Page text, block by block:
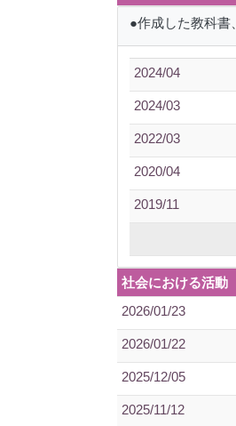
●作成した教科書
2024/04
2024/03
2022/03
2020/04
2019/11
社会における活動
2026/01/23
2026/01/22
2025/12/05
2025/11/12